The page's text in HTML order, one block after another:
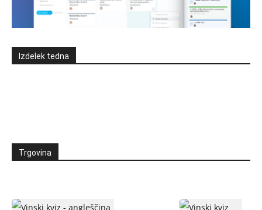
Izdelek tedna
Trgovina